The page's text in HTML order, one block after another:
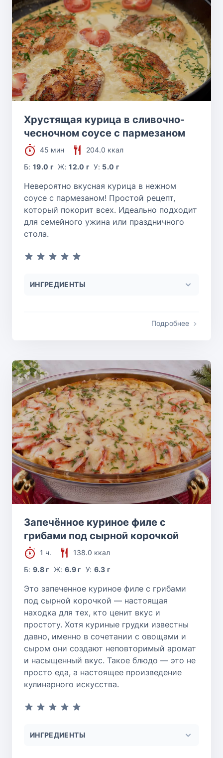
Хрустящая курица в сливочно-
чесночном соусе с пармезаном
45 мин
204.0 ккал
Б:19.0 г Ж:12.0 г У: 5.0 г
Невероятно вкусная курица в нежном
соусе с пармезаном! Простой рецепт,
который покорит всех. Идеально подходит
для семейного ужина или праздничного
стола.
ИНГРЕДИЕНТЫ
Подробнее
Запечённое куриное филе с
грибами под сырной корочкой
1 ч.
138.0 ккал
Б:9.8 г Ж: 6.9 г У: 6.3 г
Это запеченное куриное филе с грибами
под сырной корочкой — настоящая
находка для тех, кто ценит вкус и
простоту. Хотя куриные грудки известны
давно, именно в сочетании с овощами и
сыром они создают неповторимый аромат
и насыщенный вкус. Такое блюдо — это не
просто еда, а настоящее произведение
кулинарного искусства.
ИНГРЕДИЕНТЫ